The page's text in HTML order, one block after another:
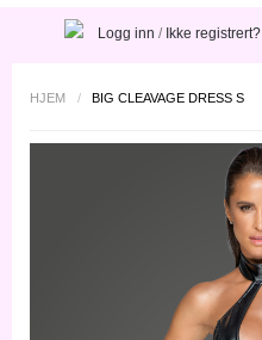
Logg inn / Ikke registrert?
HJEM / BIG CLEAVAGE DRESS S